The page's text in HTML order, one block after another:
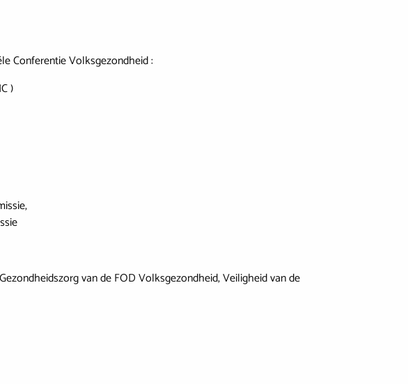
Conferentie Volksgezondheid :
)
van de FOD Volksgezondheid, Veiligheid van de